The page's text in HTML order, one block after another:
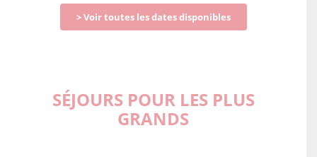
> Voir toutes les dates disponibles
SÉJOURS POUR LES PLUS
GRANDS